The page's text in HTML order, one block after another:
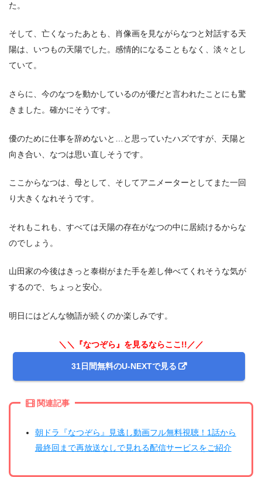
た。
そして、亡くなったあとも、肖像画を見ながらなつと対話する天
陽は、いつもの天陽でした。感情的になることもなく、淡々とし
ていて。
さらに、今のなつを動かしているのが優だと言われたことにも驚
きました。確かにそうです。
優のために仕事を辞めないと…と思っていたハズですが、天陽と
向き合い、なつは思い直しそうです。
ここからなつは、母として、そしてアニメーターとしてまた一回
り大きくなれそうです。
それもこれも、すべては天陽の存在がなつの中に居続けるからな
のでしょう。
山田家の今後はきっと泰樹がまた手を差し伸べてくれそうな気が
するので、ちょっと安心。
明日にはどんな物語が続くのか楽しみです。
＼＼『なつぞら』を見るならここ!!／／
31日間無料のU-NEXTで見る
関連記事
朝ドラ『なつぞら』見逃し動画フル無料視聴！1話から
最終回まで再放送なしで見れる配信サービスをご紹介